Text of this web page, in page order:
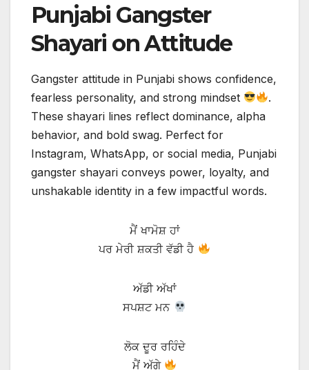
Punjabi Gangster
Shayari on Attitude
Gangster attitude in Punjabi shows confidence,
fearless personality, and strong mindset
.
These shayari lines reflect dominance, alpha
behavior, and bold swag. Perfect for
Instagram, WhatsApp, or social media, Punjabi
gangster shayari conveys power, loyalty, and
unshakable identity in a few impactful words.
ਮੈਂ ਖਾਮੋਸ਼ ਹਾਂ
ਪਰ ਮੇਰੀ ਸ਼ਕਤੀ ਵੱਡੀ ਹੈ
ਅੱਡੀ ਅੱਖਾਂ
ਸਪਸ਼ਟ ਮਨ
ਲੋਕ ਦੂਰ ਰਹਿੰਦੇ
ਮੈਂ ਅੱਗੇ